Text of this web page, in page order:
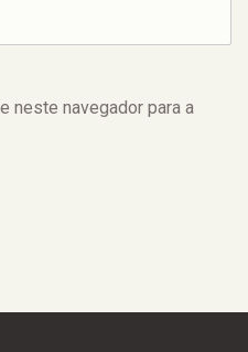
neste navegador para a